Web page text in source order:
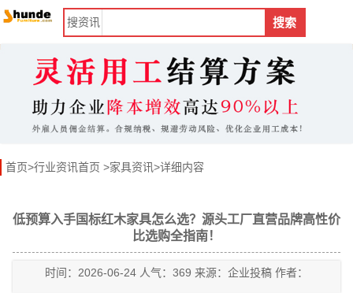
搜资讯 搜索
首页>行业资讯首页 >家具资讯>详细内容
低预算入手国标红木家具怎么选？源头工厂直营品牌高性价
比选购全指南！
时间：2026-06-24 人气：369 来源：企业投稿 作者：